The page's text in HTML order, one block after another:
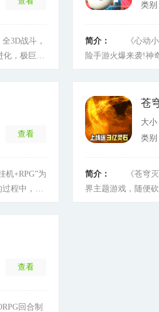
对决，将
3D战斗，
化，极巨
骋宠物小
冒险，成
类别
简介：
《心动小
险手游火爆来袭!神
度交互，让你尽情
统，耳熟能详的宝
让你战力飙升!快来
棒的冒险体验!
[详细]
查看
机+RPG”为
程中，体
苍
大小
类别
简介：
《苍穹灭
界主题游戏，随便
查看
回合制